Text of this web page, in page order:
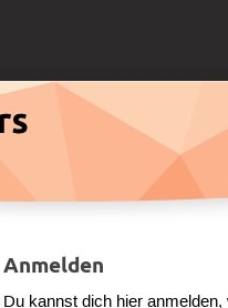
Anmelden
Du kannst dich hier anmelden,